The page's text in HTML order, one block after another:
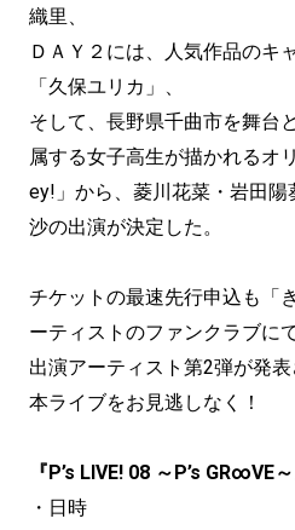
織里、
ＤＡＹ２には、人気作品のキ
「久保ユリカ」、
そして、長野県千曲市を舞台
属する女子高生が描かれるオ
ey!」から、菱川花菜・岩田
沙の出演が決定した。
チケットの最速先行申込も「
ーティストのファンクラブに
出演アーティスト第2弾が発
本ライブをお見逃しなく！
『P’s LIVE! 08 ～P’s GR∞VE～
・日時